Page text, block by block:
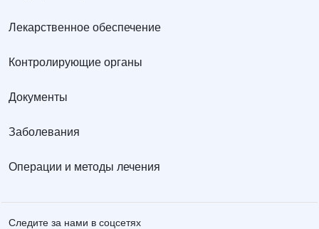
Лекарственное обеспечение
Контролирующие органы
Документы
Заболевания
Операции и методы лечения
Следите за нами в соцсетях